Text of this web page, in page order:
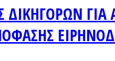
ΓΙΑ